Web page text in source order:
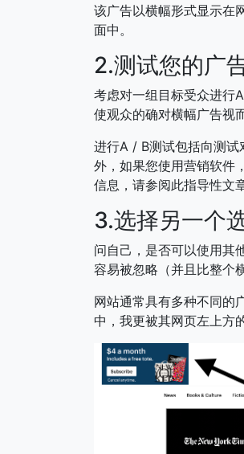
该广告以横幅形式显示在
面中。
2.测试您的广
考虑对一组目标受众进行
使观众的确对横幅广告视
进行A / B测试包括向测试
外，如果您使用营销软件
信息，请参阅此指导性文章
3.选择另一个
问自己，是否可以使用其
容易被忽略（并且比整个
网站通常具有多种不同的
中，我更被其网页左上方